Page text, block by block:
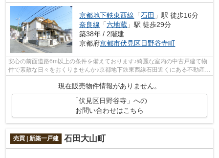
京都地下鉄東西線 「石田 」駅 徒歩16分
奈良線 「六地蔵 」駅 徒歩29分
築38年 / 2階建
京都府京都市伏見区日野谷寺町
安心の前面道路6m以上の条件を備えております♪綺麗な室内の中古戸建て物
件で素敵な日々をおくりませんか♪京都地下鉄東西線石田近くにある不動産情
報をご紹介いたします♪お問い合わせい...
現在販売物件情報がありません。
「伏見区日野谷寺」への
お問い合わせはこちら
売買 | 新築一戸建 石田大山町